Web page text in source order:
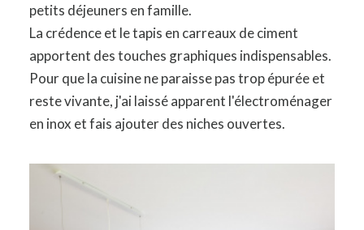
petits déjeuners en famille.
La crédence et le tapis en carreaux de ciment
apportent des touches graphiques indispensables.
Pour que la cuisine ne paraisse pas trop épurée et
reste vivante, j'ai laissé apparent l'électroménager
en inox et fais ajouter des niches ouvertes.